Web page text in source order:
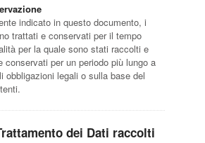
indicato in questo documento, i
trattati e conservati per il tempo
per la quale sono stati raccolti e
conservati per un periodo più lungo a
obbligazioni legali o sulla base del
dei Dati raccolti